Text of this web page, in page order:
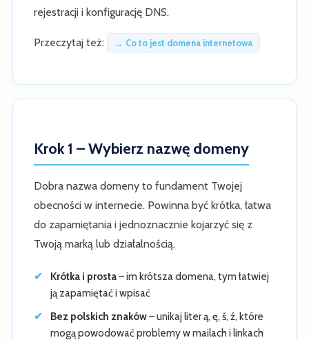
rejestracji i konfigurację DNS.
Przeczytaj też: → Co to jest domena internetowa
Krok 1 – Wybierz nazwę domeny
Dobra nazwa domeny to fundament Twojej
obecności w internecie. Powinna być krótka, łatwa
do zapamiętania i jednoznacznie kojarzyć się z
Twoją marką lub działalnością.
Krótka i prosta– im krótsza domena, tym łatwiej
ją zapamiętać i wpisać
Bez polskich znaków– unikaj liter ą, ę, ś, ź, które
mogą powodować problemy w mailach i linkach